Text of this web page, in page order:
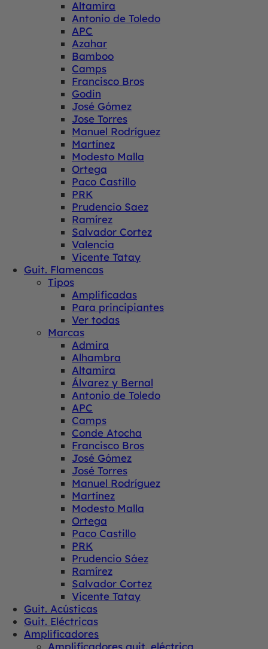
Altamira
Antonio de Toledo
APC
Azahar
Bamboo
Camps
Francisco Bros
Godin
José Gómez
Jose Torres
Manuel Rodríguez
Martínez
Modesto Malla
Ortega
Paco Castillo
PRK
Prudencio Saez
Ramírez
Salvador Cortez
Valencia
Vicente Tatay
Guit. Flamencas
Tipos
Amplificadas
Para principiantes
Ver todas
Marcas
Admira
Alhambra
Altamira
Álvarez y Bernal
Antonio de Toledo
APC
Camps
Conde Atocha
Francisco Bros
José Gómez
José Torres
Manuel Rodríguez
Martínez
Modesto Malla
Ortega
Paco Castillo
PRK
Prudencio Sáez
Ramírez
Salvador Cortez
Vicente Tatay
Guit. Acústicas
Guit. Eléctricas
Amplificadores
Amplificadores guit. eléctrica